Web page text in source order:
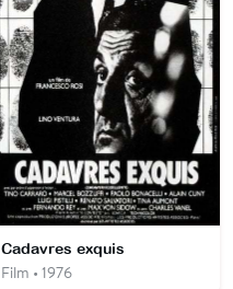
Cadavres exquis
Film • 1976